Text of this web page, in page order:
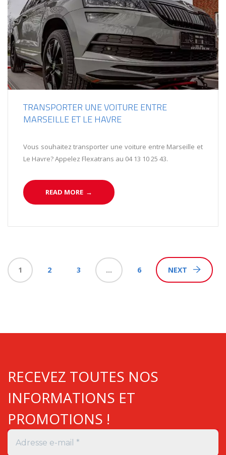
TRANSPORTER UNE VOITURE ENTRE
MARSEILLE ET LE HAVRE
Vous souhaitez transporter une voiture entre Marseille et
Le Havre? Appelez Flexatrans au 04 13 10 25 43.
READ MORE →
1 2 3 … 6 NEXT
RECEVEZ TOUTES NOS
INFORMATIONS ET
PROMOTIONS !